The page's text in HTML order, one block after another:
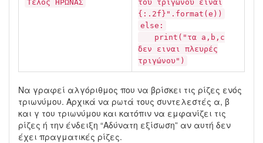
Τέλος ΗΡΩΝΑΣ
του τριγώνου είναι
{:.2f}".format(e))
else:
print("τα a,b,c
δεν ειναι πλευρές
τριγώνου")
Να γραφεί αλγόριθμος που να βρίσκει τις ρίζες ενός
τριωνύμου. Αρχικά να ρωτά τους συντελεστές α, β
και γ του τριωνύμου και κατόπιν να εμφανίζει τις
ρίζες ή την ένδειξη “Αδύνατη εξίσωση” αν αυτή δεν
έχει πραγματικές ρίζες.